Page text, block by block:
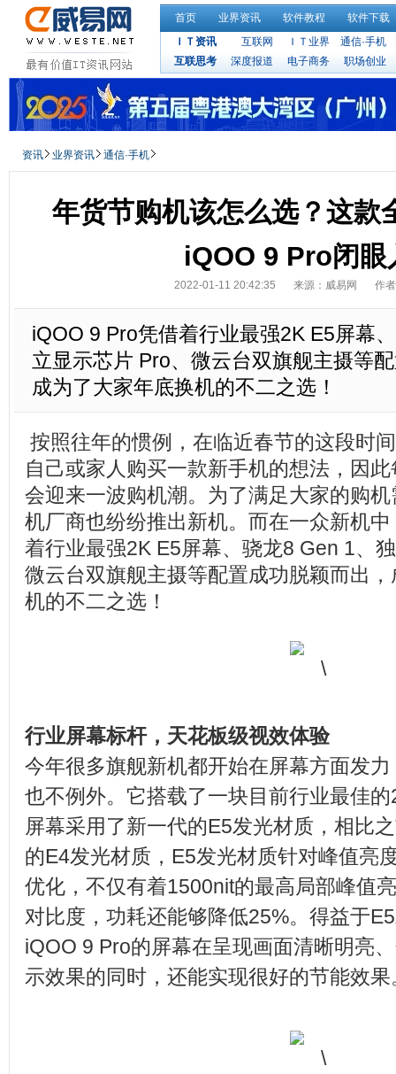
首页 业界资讯 软件教程
软件下载
ＩＴ资讯
互联网 ＩＴ业界
通信·手机
互联思考
深度报道 电子商务 职场创业
资讯 业界资讯 通信·手机
年货节购机该怎么选？这款
iQOO 9 Pro闭眼
2022-01-11 20:42:35 来源：威易网 作
iQOO 9 Pro凭借着行业最强2K E5屏幕
立显示芯片 Pro、微云台双旗舰主摄等
成为了大家年底换机的不二之选！
按照往年的惯例，在临近春节的这段时
自己或家人购买一款新手机的想法，因
会迎来一波购机潮。为了满足大家的购
机厂商也纷纷推出新机。而在一众新机
着行业最强2K E5屏幕、骁龙8 Gen 1、
微云台双旗舰主摄等配置成功脱颖而出
机的不二之选！
行业屏幕标杆，天花板级视效体验
今年很多旗舰新机都开始在屏幕方面发
也不例外。它搭载了一块目前行业最佳
屏幕采用了新一代的E5发光材质，相比
的E4发光材质，E5发光材质针对峰值亮
优化，不仅有着1500nit的最高局部峰值
对比度，功耗还能够降低25%。得益于
iQOO 9 Pro的屏幕在呈现画面清晰明亮
示效果的同时，还能实现很好的节能效果